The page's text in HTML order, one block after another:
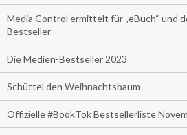
Media Control ermittelt für „eBuch“ und
Bestseller
Die Medien-Bestseller 2023
Schüttel den Weihnachtsbaum
Offizielle #BookTok Bestsellerliste